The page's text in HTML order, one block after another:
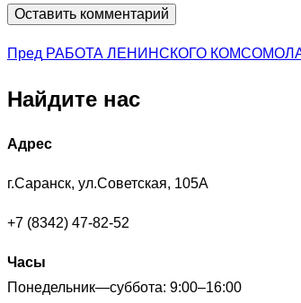
Навигация
записям
Пред
Пред РАБОТА ЛЕНИНСКОГО
Найдите нас
Адрес
г.Саранск, ул.Советская, 105А
+7 (8342) 47-82-52
Часы
Понедельник—суббота: 9:00–16:00